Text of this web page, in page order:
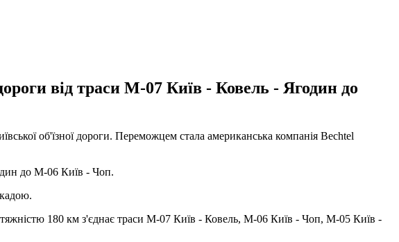
від траси М-07 Київ - Ковель - Ягодин до
об'їзної дороги. Переможцем стала американська компанія Bechtel
до М-06 Київ - Чоп.
180 км з'єднає траси М-07 Київ - Ковель, М-06 Київ - Чоп, М-05 Київ -